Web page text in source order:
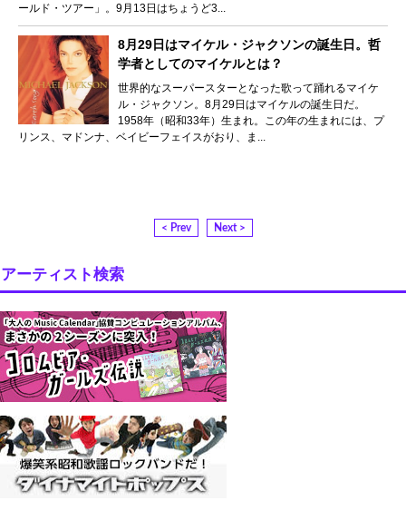
ールド・ツアー」。9月13日はちょうど3...
8月29日はマイケル・ジャクソンの誕生日。哲
学者としてのマイケルとは？
世界的なスーパースターとなった歌って踊れるマイケ
ル・ジャクソン。8月29日はマイケルの誕生日だ。
1958年（昭和33年）生まれ。この年の生まれには、プ
リンス、マドンナ、ベイビーフェイスがおり、ま...
< Prev Next >
アーティスト検索